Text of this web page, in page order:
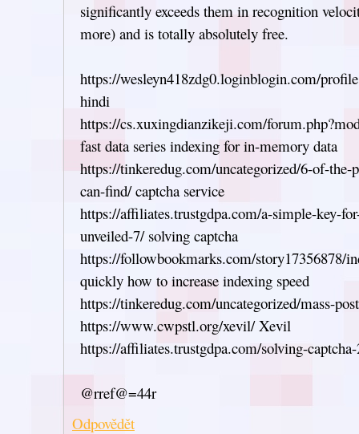
significantly exceeds them in recognition
more) and is totally absolutely free.
https://wesleyn418zdg0.loginblogin.com/
hindi
https://cs.xuxingdianzikeji.com/
fast data series indexing for in-memory data
https://tinkeredug.com/uncategorized/6-of-the-
can-find/ captcha service
https://affiliates.trustgdpa.com/a-simple-key-
unveiled-7/ solving captcha
https://followbookmarks.com/story17356878/
quickly how to increase indexing speed
https://tinkeredug.com/uncategorized/mass-
https://www.cwpstl.org/xevil/ Xevil
https://affiliates.trustgdpa.com/solving-
@rref@=44r
Odpovědět